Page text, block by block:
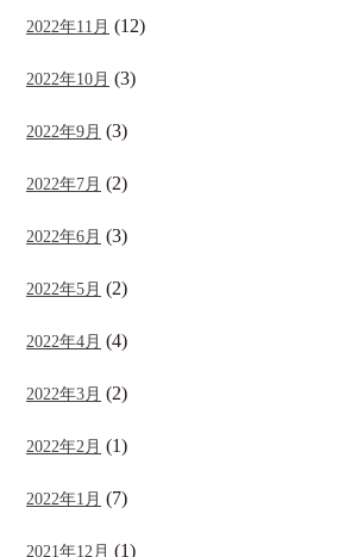
2022年11月 (12)
2022年10月 (3)
2022年9月 (3)
2022年7月 (2)
2022年6月 (3)
2022年5月 (2)
2022年4月 (4)
2022年3月 (2)
2022年2月 (1)
2022年1月 (7)
2021年12月 (1)